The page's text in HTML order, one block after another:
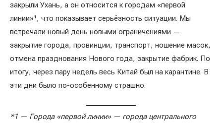
закрыли Ухань, а он относится к городам «первой
линии»¹, что показывает серьёзность ситуации. Мы
встречали новый день новыми ограничениями —
закрытие города, провинции, транспорт, ношение масок,
отмена празднования Нового года, закрытие фабрик. По
итогу, через пару недель весь Китай был на карантине. В
эти дни было по-особенному страшно.
*1 — Города «первой линии» — города центрального